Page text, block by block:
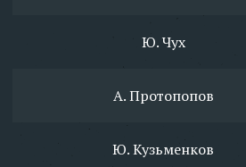
Ю. Чух
А. Протопопов
Ю. Кузьменков